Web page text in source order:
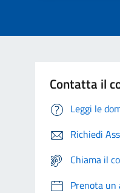
Contatta il
Leggi le
Richiedi
Chiama il
Prenota